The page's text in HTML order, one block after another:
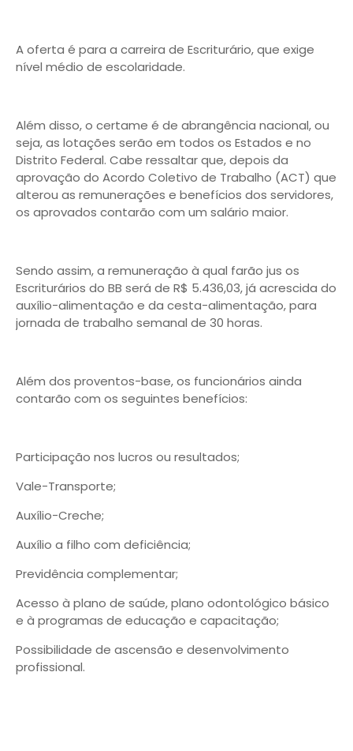
A oferta é para a carreira de Escriturário, que exige
nível médio de escolaridade.
Além disso, o certame é de abrangência nacional, ou
seja, as lotações serão em todos os Estados e no
Distrito Federal. Cabe ressaltar que, depois da
aprovação do Acordo Coletivo de Trabalho (ACT) que
alterou as remunerações e benefícios dos servidores,
os aprovados contarão com um salário maior.
Sendo assim, a remuneração à qual farão jus os
Escriturários do BB será de R$ 5.436,03, já acrescida do
auxílio-alimentação e da cesta-alimentação, para
jornada de trabalho semanal de 30 horas.
Além dos proventos-base, os funcionários ainda
contarão com os seguintes benefícios:
Participação nos lucros ou resultados;
Vale-Transporte;
Auxílio-Creche;
Auxílio a filho com deficiência;
Previdência complementar;
Acesso à plano de saúde, plano odontológico básico
e à programas de educação e capacitação;
Possibilidade de ascensão e desenvolvimento
profissional.